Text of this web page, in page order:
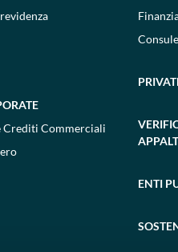
Crediti Commerciali
ENTI